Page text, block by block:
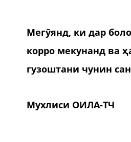
Мегӯянд, ки дар
корро мекунанд ва
гузоштани чунин
Мухлиси ОИЛА-ТЧ